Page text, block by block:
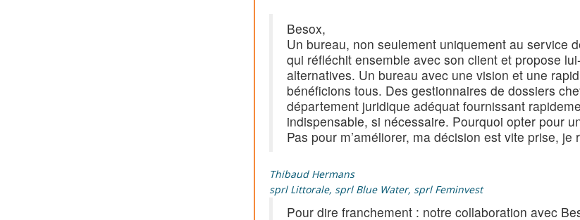
Besox,
Un bureau, non seulement uniquement au service
qui réfléchit ensemble avec son client et propose
alternatives. Un bureau avec une vision et une
bénéficions tous. Des gestionnaires de dossiers
département juridique adéquat fournissant
indispensable, si nécessaire. Pourquoi opter pour
Pas pour m’améliorer, ma décision est vite prise, je
Thibaud Hermans
sprl Littorale, sprl Blue Water, sprl Feminvest
Pour dire franchement : notre collaboration avec